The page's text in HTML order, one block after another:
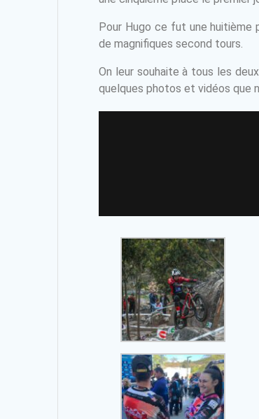
Pour Hugo ce fut une huitième
de magnifiques second tours.
On leur souhaite à tous les
quelques photos et vidéos que